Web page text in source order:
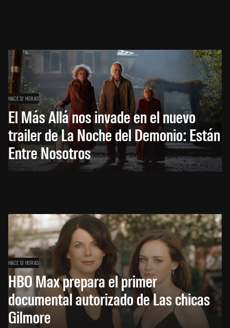
HACE 12 HORAS
El Más Allá nos invade en el nuevo
trailer de La Noche del Demonio: Están
Entre Nosotros
HACE 13 HORAS
HBO Max prepara el primer
documental autorizado de Las chicas
Gilmore